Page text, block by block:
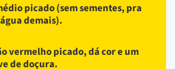
picado (sem sementes, pra
demais).
vermelho picado, dá cor e um
de doçura.